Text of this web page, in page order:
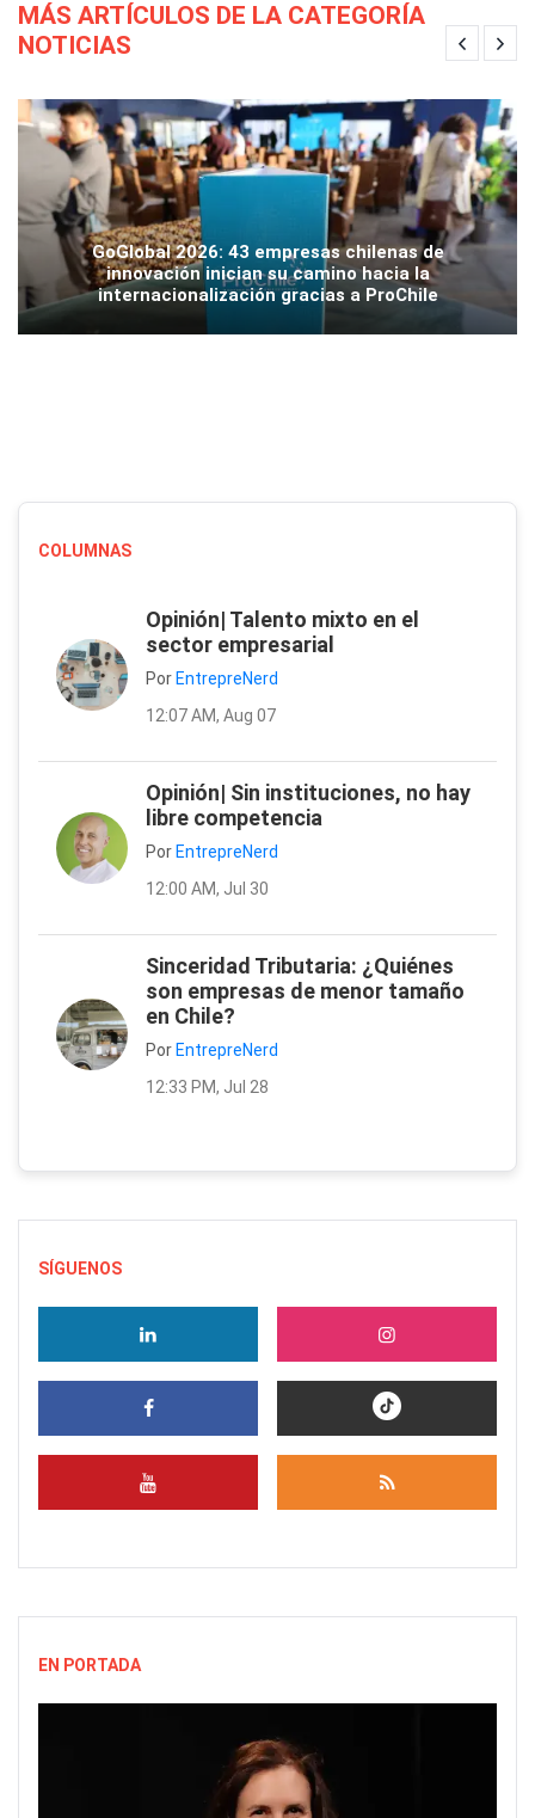
MÁS ARTÍCULOS DE LA CATEGORÍA
NOTICIAS
GoGlobal 2026: 43 empresas chilenas de
innovación inician su camino hacia la
internacionalización gracias a ProChile
COLUMNAS
Opinión| Talento mixto en el
sector empresarial
Por EntrepreNerd
12:07 AM, Aug 07
Opinión| Sin instituciones, no hay
libre competencia
Por EntrepreNerd
12:00 AM, Jul 30
Sinceridad Tributaria: ¿Quiénes
son empresas de menor tamaño
en Chile?
Por EntrepreNerd
12:33 PM, Jul 28
SÍGUENOS
EN PORTADA